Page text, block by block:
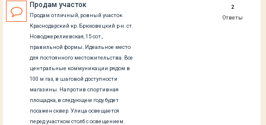
Продам участок
Продам отличный, ровный участок
Краснодарский кр. Брюховецкий р-н. ст.
Новоджерелиевская, 15 сот.,
правильной формы. Идеальное место
для постоянного местожительства. Все
центральные коммуникации рядом в
100 м газ, в шаговой доступности
магазины. Напротив спортивная
площадка, в следующем году будет
посажен сквер. Улица освещается
перед участком столб с освещением.
2
Ответы